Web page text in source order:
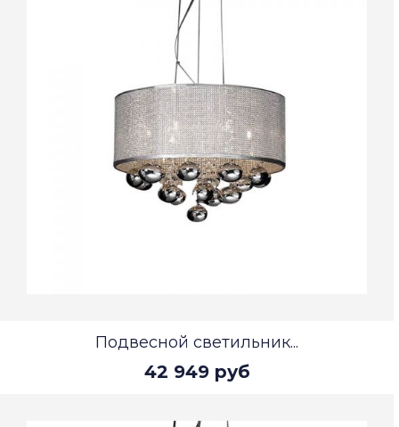
Подвесной светильник...
42 949 руб